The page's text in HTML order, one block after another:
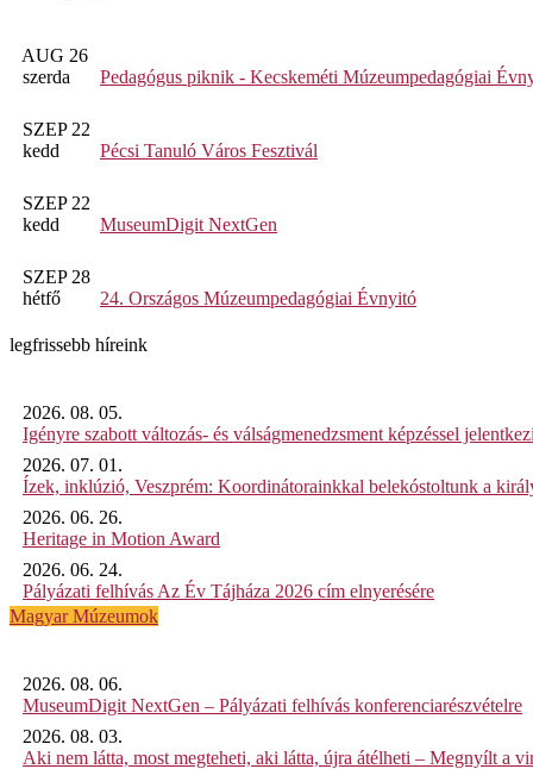
AUG 26
szerda
Pedagógus piknik - Kecskeméti Múzeumpedagógiai
SZEP 22
kedd
Pécsi Tanuló Város Fesztivál
SZEP 22
kedd
MuseumDigit NextGen
SZEP 28
hétfő
24. Országos Múzeumpedagógiai Évnyitó
legfrissebb híreink
2026. 08. 05.
Igényre szabott változás- és válságmenedzsment képzéssel
2026. 07. 01.
Ízek, inklúzió, Veszprém: Koordinátorainkkal belekóstoltunk a
2026. 06. 26.
Heritage in Motion Award
2026. 06. 24.
Pályázati felhívás Az Év Tájháza 2026 cím elnyerésére
Magyar Múzeumok
2026. 08. 06.
MuseumDigit NextGen – Pályázati felhívás konferenciarészvételre
2026. 08. 03.
Aki nem látta, most megteheti, aki látta, újra átélheti – Megnyílt a